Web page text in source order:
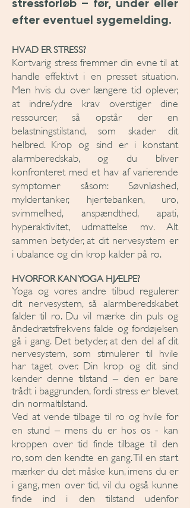
stressforløb – før, under eller
efter eventuel sygemelding.
HVAD ER STRESS?
Kortvarig stress fremmer din evne til at
handle effektivt i en presset situation.
Men hvis du over længere tid oplever,
at indre/ydre krav overstiger dine
ressourcer, så opstår der en
belastningstilstand, som skader dit
helbred. Krop og sind er i konstant
alarmberedskab, og du bliver
konfronteret med et hav af varierende
symptomer såsom: Søvnløshed,
myldertanker, hjertebanken, uro,
svimmelhed, anspændthed, apati,
hyperaktivitet, udmattelse mv. Alt
sammen betyder, at dit nervesystem er
i ubalance og din krop kalder på ro.
HVORFOR KAN YOGA HJÆLPE?
Yoga og vores andre tilbud regulerer
dit nervesystem, så alarmberedskabet
falder til ro. Du vil mærke din puls og
åndedrætsfrekvens falde og fordøjelsen
gå i gang. Det betyder, at den del af dit
nervesystem, som stimulerer til hvile
har taget over. Din krop og dit sind
kender denne tilstand – den er bare
trådt i baggrunden, fordi stress er blevet
din normaltilstand.
Ved at vende tilbage til ro og hvile for
en stund – mens du er hos os - kan
kroppen over tid finde tilbage til den
ro, som den kendte en gang. Til en start
mærker du det måske kun, imens du er
i gang, men over tid, vil du også kunne
finde ind i den tilstand udenfor